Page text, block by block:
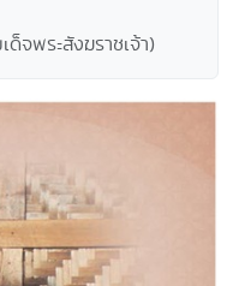
จพระสังฆราชเจ้า)